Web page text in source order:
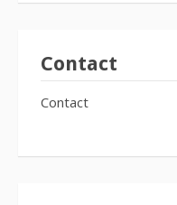
Contact
Contact